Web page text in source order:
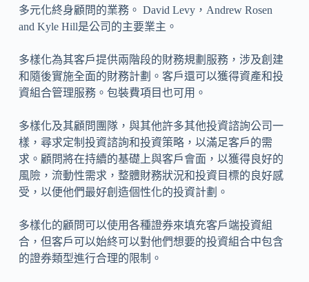
多元化終身顧問的業務。 David Levy，Andrew Rosen
and Kyle Hill是公司的主要業主。
多樣化為其客戶提供兩階段的財務規劃服務，涉及創建
和隨後實施全面的財務計劃。客戶還可以獲得資產和投
資組合管理服務。包裝費項目也可用。
多樣化及其顧問團隊，與其他許多其他投資諮詢公司一
樣，尋求定制投資諮詢和投資策略，以滿足客戶的需
求。顧問將在持續的基礎上與客戶會面，以獲得良好的
風險，流動性需求，整體財務狀況和投資目標的良好感
受，以便他們最好創造個性化的投資計劃。
多樣化的顧問可以使用各種證券來填充客戶端投資組
合，但客戶可以始終可以對他們想要的投資組合中包含
的證券類型進行合理的限制。